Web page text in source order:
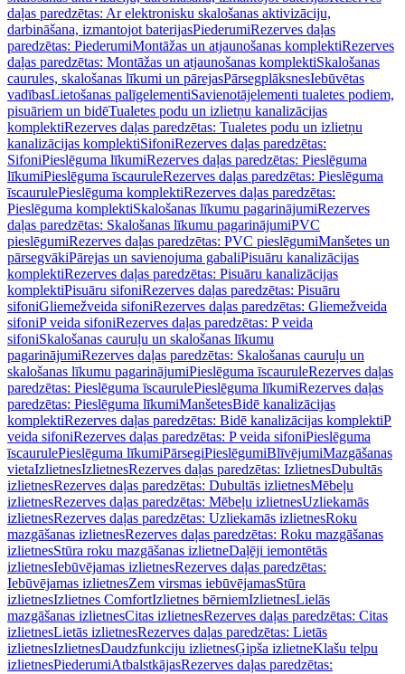
daļas paredzētas: Ar elektronisku skalošanas aktivizāciju,
darbināšana, izmantojot baterijasPiederumiRezerves daļas
paredzētas: PiederumiMontāžas un atjaunošanas komplektiRezerves
daļas paredzētas: Montāžas un atjaunošanas komplektiSkalošanas
caurules, skalošanas līkumi un pārejasPārsegplāksnesIebūvētas
vadībasLietošanas palīgelementiSavienotājelementi tualetes podiem,
pisuāriem un bidēTualetes podu un izlietņu kanalizācijas
komplektiRezerves daļas paredzētas: Tualetes podu un izlietņu
kanalizācijas komplektiSifoniRezerves daļas paredzētas:
SifoniPieslēguma līkumiRezerves daļas paredzētas: Pieslēguma
līkumiPieslēguma īscauruleRezerves daļas paredzētas: Pieslēguma
īscaurulePieslēguma komplektiRezerves daļas paredzētas:
Pieslēguma komplektiSkalošanas līkumu pagarinājumiRezerves
daļas paredzētas: Skalošanas līkumu pagarinājumiPVC
pieslēgumiRezerves daļas paredzētas: PVC pieslēgumiManšetes un
pārsegvākiPārejas un savienojuma gabaliPisuāru kanalizācijas
komplektiRezerves daļas paredzētas: Pisuāru kanalizācijas
komplektiPisuāru sifoniRezerves daļas paredzētas: Pisuāru
sifoniGliemežveida sifoniRezerves daļas paredzētas: Gliemežveida
sifoniP veida sifoniRezerves daļas paredzētas: P veida
sifoniSkalošanas cauruļu un skalošanas līkumu
pagarinājumiRezerves daļas paredzētas: Skalošanas cauruļu un
skalošanas līkumu pagarinājumiPieslēguma īscauruleRezerves daļas
paredzētas: Pieslēguma īscaurulePieslēguma līkumiRezerves daļas
paredzētas: Pieslēguma līkumiManšetesBidē kanalizācijas
komplektiRezerves daļas paredzētas: Bidē kanalizācijas komplektiP
veida sifoniRezerves daļas paredzētas: P veida sifoniPieslēguma
īscaurulePieslēguma līkumiPārsegiPieslēgumiBlīvējumiMazgāšanas
vietaIzlietnesIzlietnesRezerves daļas paredzētas: IzlietnesDubultās
izlietnesRezerves daļas paredzētas: Dubultās izlietnesMēbeļu
izlietnesRezerves daļas paredzētas: Mēbeļu izlietnesUzliekamās
izlietnesRezerves daļas paredzētas: Uzliekamās izlietnesRoku
mazgāšanas izlietnesRezerves daļas paredzētas: Roku mazgāšanas
izlietnesStūra roku mazgāšanas izlietneDaļēji iemontētās
izlietnesIebūvējamas izlietnesRezerves daļas paredzētas:
Iebūvējamas izlietnesZem virsmas iebūvējamasStūra
izlietnesIzlietnes ComfortIzlietnes bērniemIzlietnesLielās
mazgāšanas izlietnesCitas izlietnesRezerves daļas paredzētas: Citas
izlietnesLietās izlietnesRezerves daļas paredzētas: Lietās
izlietnesIzlietnesDaudzfunkciju izlietnesĢipša izlietneKlašu telpu
izlietnesPiederumiAtbalstkājasRezerves daļas paredzētas: